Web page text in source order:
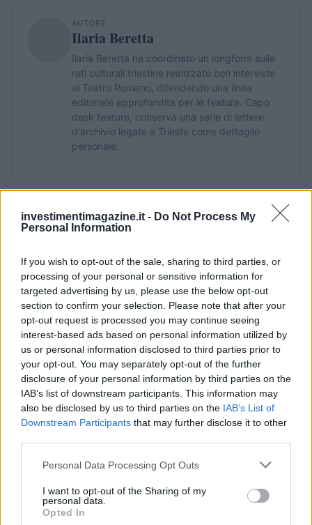
investimentimagazine.it - Do Not Process My
Personal Information
If you wish to opt-out of the sale, sharing to third parties, or
processing of your personal or sensitive information for
targeted advertising by us, please use the below opt-out
section to confirm your selection. Please note that after your
opt-out request is processed you may continue seeing
interest-based ads based on personal information utilized by
us or personal information disclosed to third parties prior to
your opt-out. You may separately opt-out of the further
disclosure of your personal information by third parties on the
IAB’s list of downstream participants. This information may
also be disclosed by us to third parties on the IAB’s List of
Downstream Participants that may further disclose it to other
Please note that this website/app uses one or more Google
not limited to your visit or usage behaviour. You may click to
grant or deny consent to Google and its third-party tags to
use your data for below specified purposes in below Google
Personal Data Processing Opt Outs
I want to opt-out of the Sharing of my
personal data.
Opted In
AUTORE
Ilaria Beretta
Ilaria Beretta ha coordinato un longform sulle
reti culturali triestine realizzato con interviste
al Teatro Romano, difendendo una linea
editoriale approfondita per le feature. Capo
desk feature, conserva una serie di lettere
d'archivio legate a Trieste come dettaglio
personale.
Continua a leggere